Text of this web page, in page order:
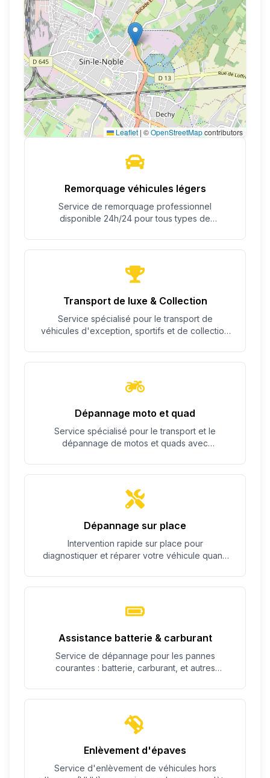
Leaflet | ©OpenStreetMapcontributors
Remorquage véhicules légers
Service de remorquage professionnel
disponible 24h/24 pour tous types de
Transport de luxe & Collection
Service spécialisé pour le transport de
véhicules d'exception, sportifs et de collection
Dépannage moto et quad
Service spécialisé pour le transport et le
dépannage de motos et quads avec
Dépannage sur place
Intervention rapide sur place pour
diagnostiquer et réparer votre véhicule quand
Assistance batterie & carburant
Service de dépannage pour les pannes
courantes : batterie, carburant, et autres
Enlèvement d'épaves
Service d'enlèvement de véhicules hors